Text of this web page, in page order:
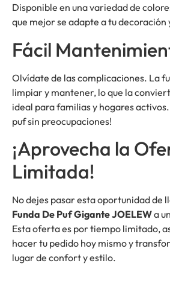
Disponible en una variedad de
que mejor se adapte a tu decoración
Fácil
Olvídate de las complicaciones. La
limpiar y mantener, lo que la
ideal para familias y hogares
puf sin preocupaciones!
¡Aprovecha la
Limitada!
No dejes pasar esta oportunidad de
Funda De Puf Gigante JOELEWa
Esta oferta es por tiempo limitado,
hacer tu pedido hoy mismo y
lugar de confort y estilo.